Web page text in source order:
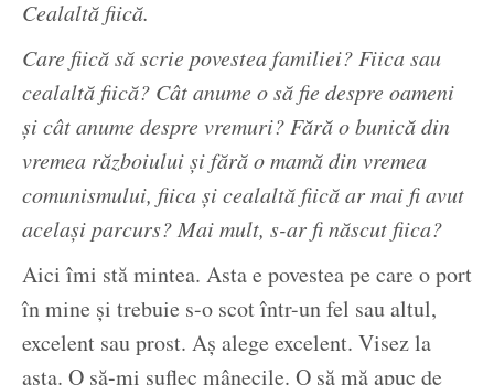
Cealaltă fiică.
Care fiică să scrie povestea familiei? Fiica sau
cealaltă fiică? Cât anume o să fie despre oameni
și cât anume despre vremuri? Fără o bunică din
vremea războiului și fără o mamă din vremea
comunismului, fiica și cealaltă fiică ar mai fi avut
același parcurs? Mai mult, s-ar fi născut fiica?
Aici îmi stă mintea. Asta e povestea pe care o port
în mine și trebuie s-o scot într-un fel sau altul,
excelent sau prost. Aș alege excelent. Visez la
asta. O să-mi suflec mânecile. O să mă apuc de